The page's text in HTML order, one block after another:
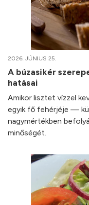
2026. JÚNIUS 25.
A búzasikér
hatásai
Amikor lisztet vízzel
egyik fő fehérjéje —
nagymértékben
minőségét.